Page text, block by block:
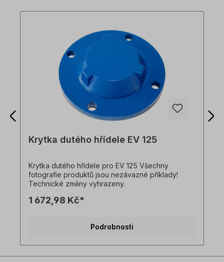
Krytka dutého hřídele EV 125
Krytka dutého hřídele pro EV 125 Všechny
fotografie produktů jsou nezávazné příklady!
Technické změny vyhrazeny.
1 672,98 Kč*
Podrobnosti